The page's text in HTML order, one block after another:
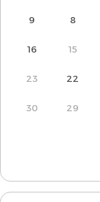
8
9
15
16
22
23
29
30